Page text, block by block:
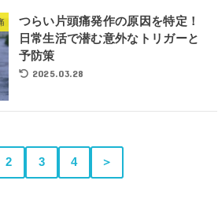
つらい片頭痛発作の原因を特定！
日常生活で潜む意外なトリガーと
予防策
2025.03.28
2 3 4 ＞